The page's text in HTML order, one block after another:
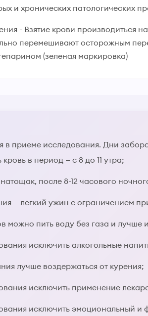
и хронических патологических
- Взятие крови производиться
перемешивают осторожным
(зеленая маркировка)
в приеме исследования. Дни
в период — с 8 до 11 утра;
после 8-12 часового
— легкий ужин с ограничением
можно пить воду без газа и лучше
исключить алкогольные
лучше воздержаться от курения;
исключить применение
исключить эмоциональный и